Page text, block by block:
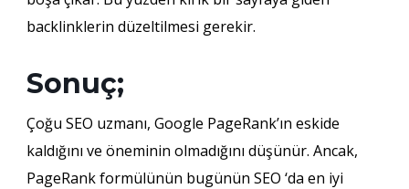
backlinklerin düzeltilmesi gerekir.
Sonuç;
Çoğu SEO uzmanı, Google PageRank’ın eskide
kaldığını ve öneminin olmadığını düşünür. Ancak,
PageRank formülünün bugünün SEO ‘da en iyi